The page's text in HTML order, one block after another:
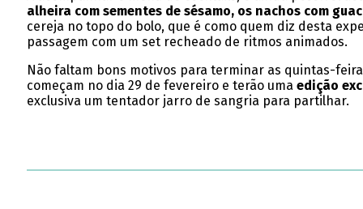
alheira com sementes de sésamo, os nachos com
cereja no topo do bolo, que é como quem diz desta
passagem com um set recheado de ritmos animados.
Não faltam bons motivos para terminar as quintas-
começam no dia 29 de fevereiro e terão uma edição
exclusiva um tentador jarro de sangria para partilhar.